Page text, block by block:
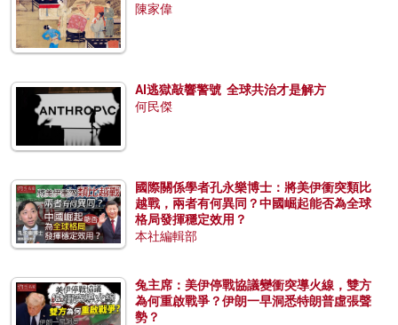
陳家偉
AI逃獄敲響警號 全球共治才是解方
何民傑
國際關係學者孔永樂博士：將美伊衝突類比
越戰，兩者有何異同？中國崛起能否為全球
格局發揮穩定效用？
本社編輯部
兔主席：美伊停戰協議變衝突導火線，雙方
為何重啟戰爭？伊朗一早洞悉特朗普虛張聲
勢？